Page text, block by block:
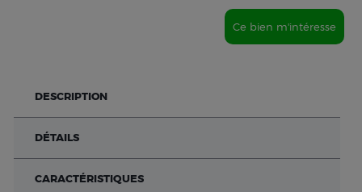
Ce bien m'intéresse
DESCRIPTION
DÉTAILS
CARACTÉRISTIQUES